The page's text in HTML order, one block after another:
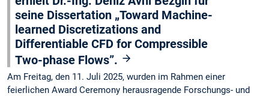
seine Dissertation „Toward Machine-
learned Discretizations and
Differentiable CFD for Compressible
Two-phase Flows”.
Am Freitag, den 11. Juli 2025, wurden im Rahmen einer
feierlichen Award Ceremony herausragende Forschungs- und